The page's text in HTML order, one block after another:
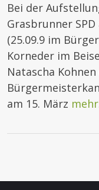
Bei der
Grasbrunner
(25.09.9 im
Korneder im
Natascha
am 15. März